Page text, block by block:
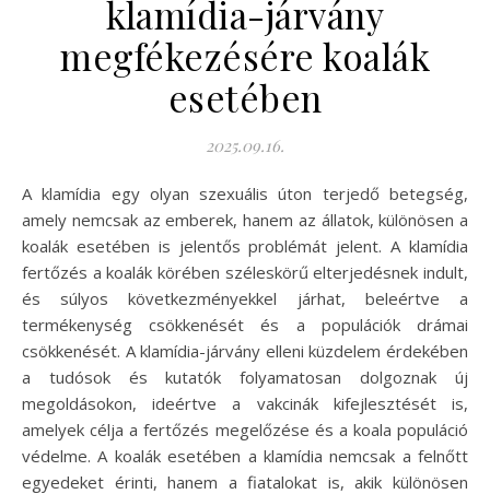
klamídia-járvány
megfékezésére koalák
esetében
2025.09.16.
A klamídia egy olyan szexuális úton terjedő betegség,
amely nemcsak az emberek, hanem az állatok, különösen a
koalák esetében is jelentős problémát jelent. A klamídia
fertőzés a koalák körében széleskörű elterjedésnek indult,
és súlyos következményekkel járhat, beleértve a
termékenység csökkenését és a populációk drámai
csökkenését. A klamídia-járvány elleni küzdelem érdekében
a tudósok és kutatók folyamatosan dolgoznak új
megoldásokon, ideértve a vakcinák kifejlesztését is,
amelyek célja a fertőzés megelőzése és a koala populáció
védelme. A koalák esetében a klamídia nemcsak a felnőtt
egyedeket érinti, hanem a fiatalokat is, akik különösen